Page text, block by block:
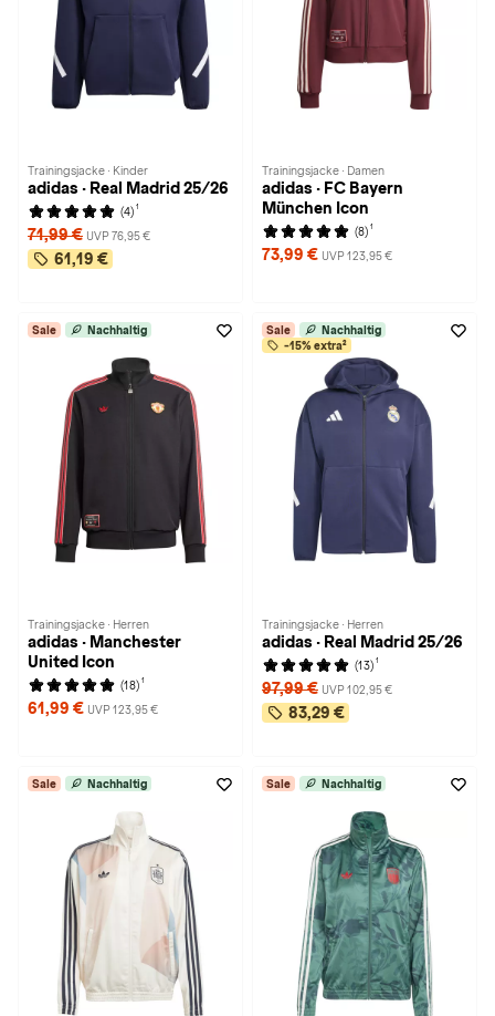
Trainingsjacke · Kinder
adidas · Real Madrid 25/26
(4) 1
71,99 € UVP 76,95 €
61,19 €
Trainingsjacke · Damen
adidas · FC Bayern
München Icon
(8) 1
73,99 € UVP 123,95 €
Sale Nachhaltig
Trainingsjacke · Herren
adidas · Manchester
United Icon
(18) 1
61,99 € UVP 123,95 €
Sale
Nachhaltig
-15% extra²
Trainingsjacke · Herren
adidas · Real Madrid 25/26
(13) 1
97,99 € UVP 102,95 €
83,29 €
Sale Nachhaltig Sale Nachhaltig